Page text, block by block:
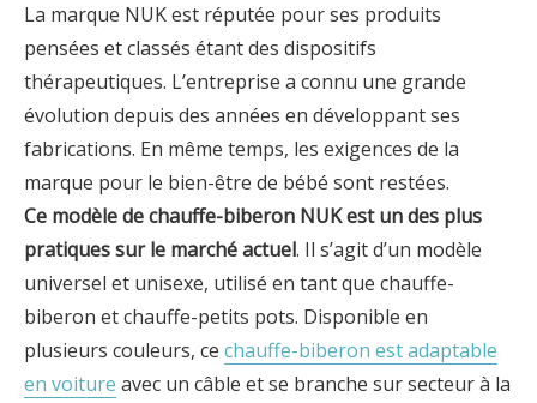
La marque NUK est réputée pour ses produits
pensées et classés étant des dispositifs
thérapeutiques. L’entreprise a connu une grande
évolution depuis des années en développant ses
fabrications. En même temps, les exigences de la
marque pour le bien-être de bébé sont restées.
Ce modèle de chauffe-biberon NUK est un des plus
pratiques sur le marché actuel. Il s’agit d’un modèle
universel et unisexe, utilisé en tant que chauffe-
biberon et chauffe-petits pots. Disponible en
plusieurs couleurs, ce chauffe-biberon est adaptable
en voiture avec un câble et se branche sur secteur à la